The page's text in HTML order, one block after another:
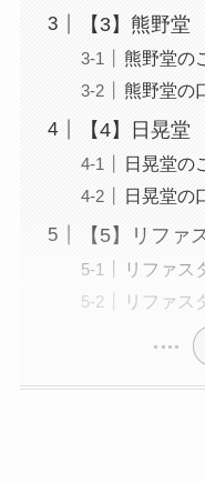
【3】熊野堂
熊野堂の
熊野堂の
【4】日晃堂
日晃堂の
日晃堂の
【5】リファ
リファス
リファス